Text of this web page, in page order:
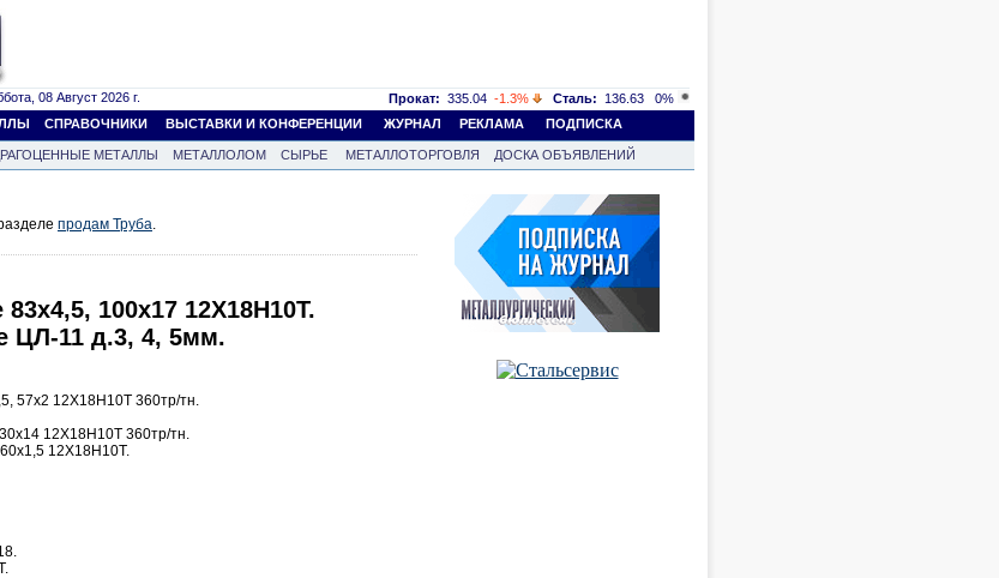
08 Август 2026 г. Прокат: 335.04 -1.3% Сталь: 136.63
0%
СПРАВОЧНИКИ ВЫСТАВКИ И КОНФЕРЕНЦИИ ЖУРНАЛ РЕКЛАМА ПОДПИСКА
МЕТАЛЛЫ МЕТАЛЛОЛОМ СЫРЬЕ МЕТАЛЛОТОРГОВЛЯ
ДОСКА ОБЪЯВЛЕНИЙ
продам Труба.
100х17 12Х18Н10Т.
ЦЛ-11 д.3, 4, 5мм.
57х2 12Х18Н10Т 360тр/тн.
12Х18Н10Т 360тр/тн.
12Х18Н10Т.